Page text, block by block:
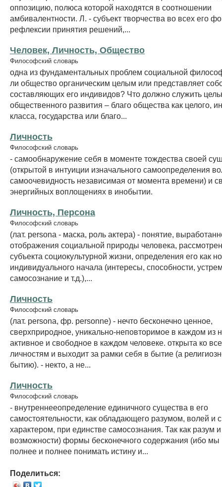
оппозицию, полюса которой находятся в соотношении
амбивалентности. Л. - субъект творчества во всех его
рефлексии принятия решений,...
Человек, Личность, Общество
Философский словарь
одна из фундаментальных проблем социальной
ли общество органическим целым или представляет
составляющих его индивидов? Что должно служить
общественного развития – благо общества как целого,
класса, государства или благо...
Личность
Философский словарь
- самообнаружение себя в моменте тождества своей
(открытой в интуиции изначального самоопределения
самоочевидность независимая от момента времени) и
энергийных воплощениях в инобытии.
Личность, Персона
Философский словарь
(лат. persona - маска, роль актера) - понятие,
отображения социальной природы человека,
субъекта социокультурной жизни, определения его как
индивидуального начала (интересы, способности,
самосознание и т.д.),...
Личность
Философский словарь
(лат. persona, фр. personne) - нечто бесконечно ценное,
сверхприродное, уникально-неповторимое в каждом из
активное и свободное в каждом человеке. открыта ко
личностям и выходит за рамки себя в бытие (а
бытию). - некто, а не...
Личность
Философский словарь
- внутреннееопределение единичного существа в его
самостоятельности, как обладающего разумом, волей и
характером, при единстве самосознания. Так как разум
возможности) формы бесконечного содержания (ибо
полнее и полнее понимать истину и...
Поделиться: